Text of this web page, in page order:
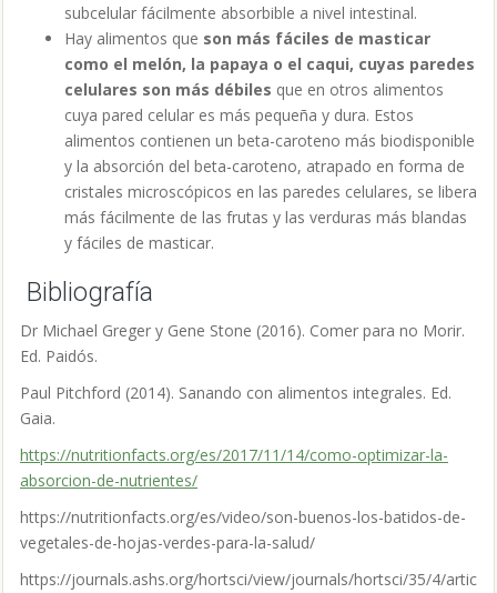
subcelular fácilmente absorbible a nivel intestinal.
Hay alimentos que son más fáciles de masticar
como el melón, la papaya o el caqui, cuyas paredes
celulares son más débiles que en otros alimentos
cuya pared celular es más pequeña y dura. Estos
alimentos contienen un beta-caroteno más biodisponible
y la absorción del beta-caroteno, atrapado en forma de
cristales microscópicos en las paredes celulares, se libera
más fácilmente de las frutas y las verduras más blandas
y fáciles de masticar.
Bibliografía
Dr Michael Greger y Gene Stone (2016). Comer para no Morir.
Ed. Paidós.
Paul Pitchford (2014). Sanando con alimentos integrales. Ed.
Gaia.
https://nutritionfacts.org/es/2017/11/14/como-optimizar-la-
absorcion-de-nutrientes/
https://nutritionfacts.org/es/video/son-buenos-los-batidos-de-
vegetales-de-hojas-verdes-para-la-salud/
https://journals.ashs.org/hortsci/view/journals/hortsci/35/4/artic